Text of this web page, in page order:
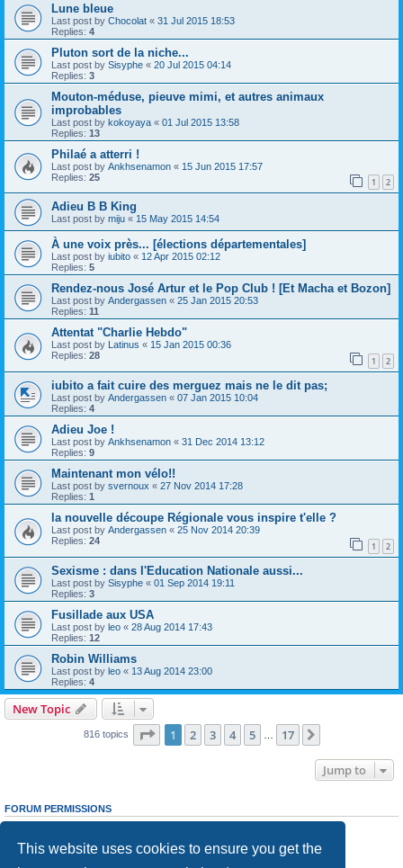
This website uses cookies to ensure you get the
Lune bleue
Last post by Chocolat « 31 Jul 2015 18:53
Replies: 4
Pluton sort de la niche...
Last post by Sisyphe « 20 Jul 2015 04:14
Replies: 3
Mouton-méduse, pieuve mimi, et autres animaux
improbables
Last post by kokoyaya « 01 Jul 2015 13:58
Replies: 13
Philaé a atterri !
Last post by Ankhsenamon « 15 Jun 2015 17:57
Replies: 25 1 2
Adieu B B King
Last post by miju « 15 May 2015 14:54
À une voix près... [élections départementales]
Last post by iubito « 12 Apr 2015 02:12
Replies: 5
Rendez-nous José Artur et le Pop Club ! [Et Macha et Bozon]
Last post by Andergassen « 25 Jan 2015 20:53
Replies: 11
Attentat "Charlie Hebdo"
Last post by Latinus « 15 Jan 2015 00:36
Replies: 28 1 2
iubito a fait cuire des merguez mais ne le dit pas;
Last post by Andergassen « 07 Jan 2015 10:04
Replies: 4
Adieu Joe !
Last post by Ankhsenamon « 31 Dec 2014 13:12
Replies: 9
Maintenant mon vélo!!
Last post by svernoux « 27 Nov 2014 17:28
Replies: 1
la nouvelle découpe Régionale vous inspire t'elle ?
Last post by Andergassen « 25 Nov 2014 20:39
Replies: 24 1 2
Sexisme : dans l'Education Nationale aussi...
Last post by Sisyphe « 01 Sep 2014 19:11
Replies: 3
Fusillade aux USA
Last post by leo « 28 Aug 2014 17:43
Replies: 12
Robin Williams
Last post by leo « 13 Aug 2014 23:00
Replies: 4
New Topic
816 topics Page 1of 17
1 2 3 4 5 17
Jump to
FORUM PERMISSIONS
cannotedit your posts in this forum